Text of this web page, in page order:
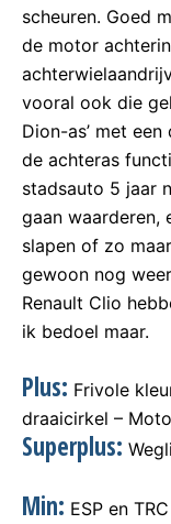
scheuren. Goed
de motor
vooral ook die
Dion-as’ met
de achteras
stadsauto 5 jaar
gaan waarderen,
slapen of zo
gewoon nog
Renault Clio
ik bedoel maar.
Plus: Frivole
draaicirkel –
Superplus:
Min: ESP en